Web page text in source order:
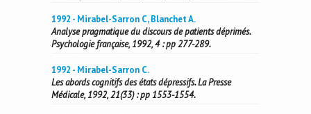
1992 - Mirabel-Sarron C, Blanchet A.
Analyse pragmatique du discours de patients déprimés.
Psychologie française, 1992, 4 : pp 277-289.
1992 - Mirabel-Sarron C.
Les abords cognitifs des états dépressifs. La Presse
Médicale, 1992, 21(33) : pp 1553-1554.